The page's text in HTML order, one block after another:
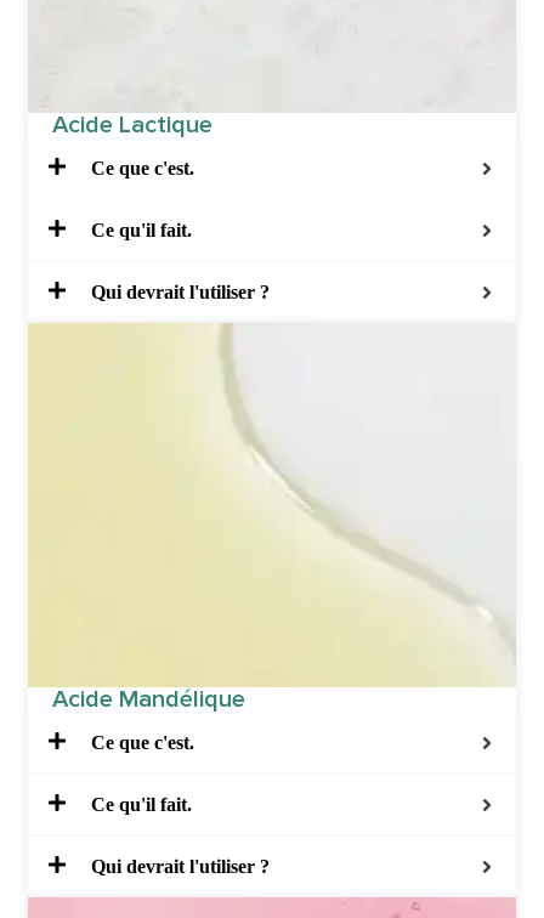
Acide Lactique
Ce que c'est.
Ce qu'il fait.
Qui devrait l'utiliser ?
Acide Mandélique
Ce que c'est.
Ce qu'il fait.
Qui devrait l'utiliser ?